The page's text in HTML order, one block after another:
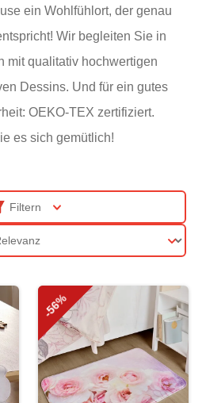
ein Wohlfühlort, der genau
Wir begleiten Sie in
mit qualitativ hochwertigen
Dessins. Und für ein gutes
OEKO-TEX zertifiziert.
es sich gemütlich!
Filtern
-56%